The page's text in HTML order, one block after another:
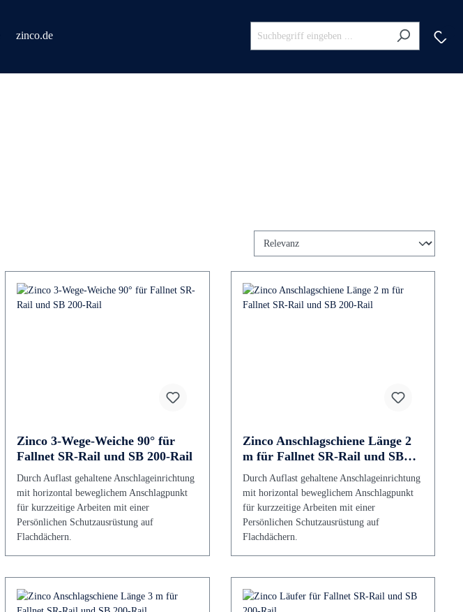
zinco.de
Zinco 3-Wege-Weiche 90° für
Fallnet SR-Rail und SB 200-Rail
Durch Auflast gehaltene Anschlageinrichtung
mit horizontal beweglichem Anschlagpunkt
für kurzzeitige Arbeiten mit einer
Persönlichen Schutzausrüstung auf
Flachdächern.
Zinco Anschlagschiene Länge 2
m für Fallnet SR-Rail und SB
200-Rail
Durch Auflast gehaltene Anschlageinrichtung
mit horizontal beweglichem Anschlagpunkt
für kurzzeitige Arbeiten mit einer
Persönlichen Schutzausrüstung auf
Flachdächern.